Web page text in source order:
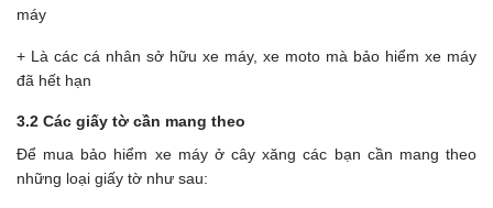
máy
+ Là các cá nhân sở hữu xe máy, xe moto mà bảo hiểm xe máy
đã hết hạn
3.2 Các giấy tờ cần mang theo
Để mua bảo hiểm xe máy ở cây xăng các bạn cần mang theo
những loại giấy tờ như sau: